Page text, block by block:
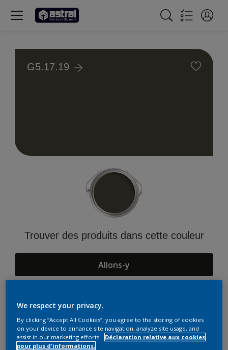
G5.17.19
Trouver des produits dans cette couleur
Allons-y
Suggestions d'Harmonies
We respect your privacy.
By clicking “Accept All Cookies”, you agree to the storing of cookies
on your device to enhance site navigation, analyze site usage, and
assist in our marketing efforts.
Déclaration relative aux cookies
pour plus d'informations.